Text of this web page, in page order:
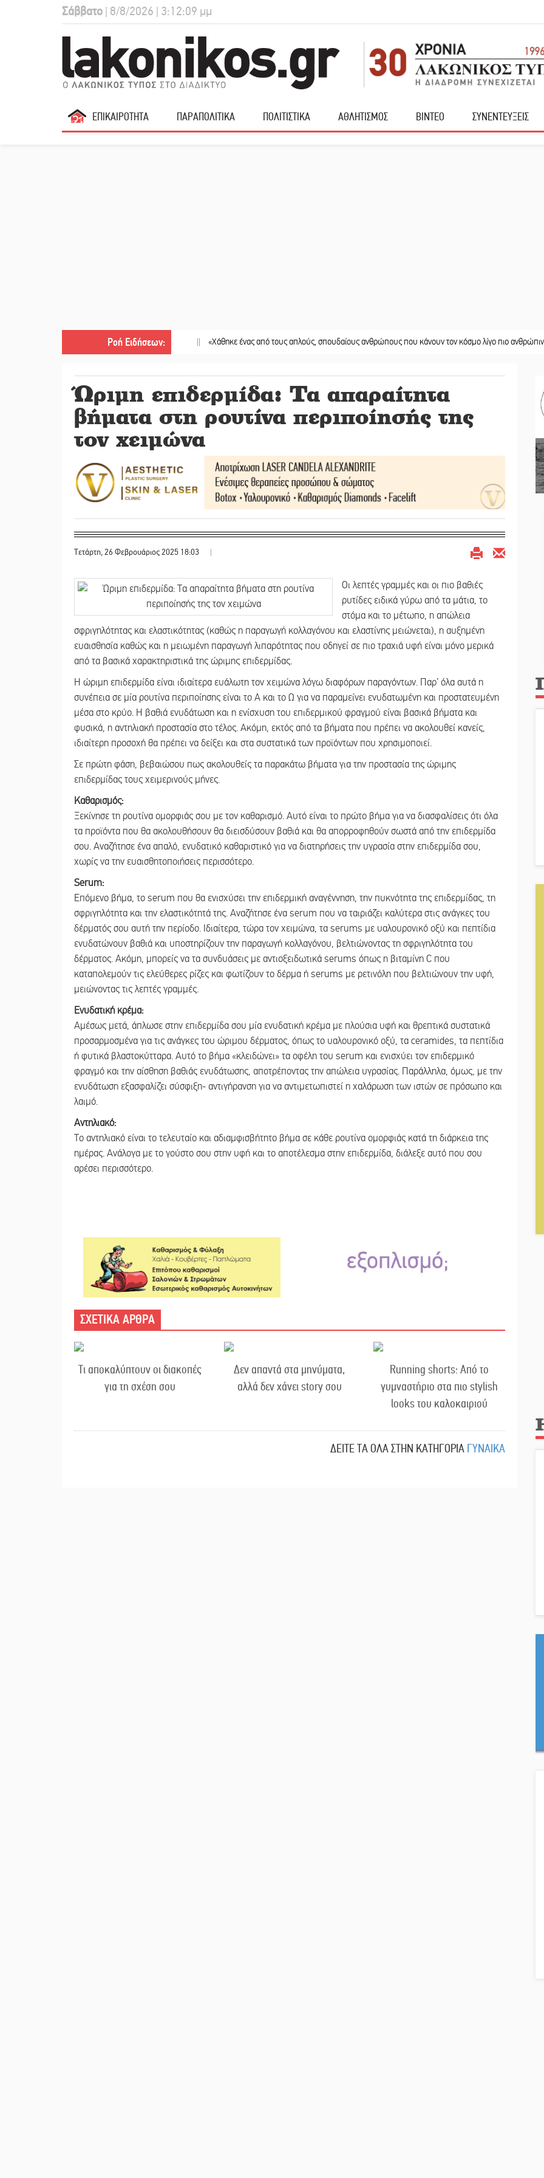
Σάββατο | 8/8/2026 | 3:12:10 μμ
ΕΠΙΚΑΙΡΟΤΗΤΑ ΠΑΡΑΠΟΛΙΤΙΚΑ ΠΟΛΙΤΙΣΤΙΚΑ ΑΘΛΗΤΙΣΜΟΣ ΒΙΝΤΕΟ ΣΥΝΕΝΤΕΥΞΕΙΣ
Ροή Ειδήσεων:
|| «Χάθηκε ένας από τους απλούς, σπουδαίους ανθρώπους που κάνουν τον κόσμο λίγο πιο ανθρώπινο» ||
Ώριμη επιδερμίδα: Τα απαραίτητα
βήματα στη ρουτίνα περιποίησής της
τον χειμώνα
Τετάρτη, 26 Φεβρουάριος 2025 18:03 |
Οι λεπτές γραμμές και οι πιο βαθιές
ρυτίδες ειδικά γύρω από τα μάτια, το
στόμα και το μέτωπο, η απώλεια
σφριγηλότητας και ελαστικότητας (καθώς η παραγωγή κολλαγόνου και ελαστίνης μειώνεται), η αυξημένη
ευαισθησία καθώς και η μειωμένη παραγωγή λιπαρότητας που οδηγεί σε πιο τραχιά υφή είναι μόνο μερικά
από τα βασικά χαρακτηριστικά της ώριμης επιδερμίδας.
Η ώριμη επιδερμίδα είναι ιδιαίτερα ευάλωτη τον χειμώνα λόγω διαφόρων παραγόντων. Παρ’ όλα αυτά η
συνέπεια σε μία ρουτίνα περιποίησης είναι το Α και το Ω για να παραμείνει ενυδατωμένη και προστατευμένη
μέσα στο κρύο. Η βαθιά ενυδάτωση και η ενίσχυση του επιδερμικού φραγμού είναι βασικά βήματα και
φυσικά, η αντηλιακή προστασία στο τέλος. Ακόμη, εκτός από τα βήματα που πρέπει να ακολουθεί κανείς,
ιδιαίτερη προσοχή θα πρέπει να δείξει και στα συστατικά των προϊόντων που χρησιμοποιεί.
Σε πρώτη φάση, βεβαιώσου πως ακολουθείς τα παρακάτω βήματα για την προστασία της ώριμης
επιδερμίδας τους χειμερινούς μήνες.
Καθαρισμός:
Ξεκίνησε τη ρουτίνα ομορφιάς σου με τον καθαρισμό. Αυτό είναι το πρώτο βήμα για να διασφαλίσεις ότι όλα
τα προϊόντα που θα ακολουθήσουν θα διεισδύσουν βαθιά και θα απορροφηθούν σωστά από την επιδερμίδα
σου. Αναζήτησε ένα απαλό, ενυδατικό καθαριστικό για να διατηρήσεις την υγρασία στην επιδερμίδα σου,
χωρίς να την ευαισθητοποιήσεις περισσότερο.
Serum:
Επόμενο βήμα, το serum που θα ενισχύσει την επιδερμική αναγέννηση, την πυκνότητα της επιδερμίδας, τη
σφριγηλότητα και την ελαστικότητά της. Αναζήτησε ένα serum που να ταιριάζει καλύτερα στις ανάγκες του
δέρματός σου αυτή την περίοδο. Ιδιαίτερα, τώρα τον χειμώνα, τα serums με υαλουρονικό οξύ και πεπτίδια
ενυδατώνουν βαθιά και υποστηρίζουν την παραγωγή κολλαγόνου, βελτιώνοντας τη σφριγηλότητα του
δέρματος. Ακόμη, μπορείς να τα συνδυάσεις με αντιοξειδωτικά serums όπως η βιταμίνη C που
καταπολεμούν τις ελεύθερες ρίζες και φωτίζουν το δέρμα ή serums με ρετινόλη που βελτιώνουν την υφή,
μειώνοντας τις λεπτές γραμμές.
Ενυδατική κρέμα:
Αμέσως μετά, άπλωσε στην επιδερμίδα σου μία ενυδατική κρέμα με πλούσια υφή και θρεπτικά συστατικά
προσαρμοσμένα για τις ανάγκες του ώριμου δέρματος, όπως το υαλουρονικό οξύ, τα ceramides, τα πεπτίδια
ή φυτικά βλαστοκύτταρα. Αυτό το βήμα «κλειδώνει» τα οφέλη του serum και ενισχύει τον επιδερμικό
φραγμό και την αίσθηση βαθιάς ενυδάτωσης, αποτρέποντας την απώλεια υγρασίας. Παράλληλα, όμως, με την
ενυδάτωση εξασφαλίζει σύσφιξη- αντιγήρανση για να αντιμετωπιστεί η χαλάρωση των ιστών σε πρόσωπο και
λαιμό.
Αντηλιακό:
Το αντηλιακό είναι το τελευταίο και αδιαμφισβήτητο βήμα σε κάθε ρουτίνα ομορφιάς κατά τη διάρκεια της
ημέρας. Ανάλογα με το γούστο σου στην υφή και το αποτέλεσμα στην επιδερμίδα, διάλεξε αυτό που σου
αρέσει περισσότερο.
ΣΧΕΤΙΚΑ ΑΡΘΡΑ
Τι αποκαλύπτουν οι διακοπές
για τη σχέση σου
Δεν απαντά στα μηνύματα,
αλλά δεν χάνει story σου
Running shorts: Από το
γυμναστήριο στα πιο stylish
looks του καλοκαιριού
ΔΕΙΤΕ ΤΑ ΟΛΑ ΣΤΗΝ ΚΑΤΗΓΟΡΙΑ ΓΥΝΑΙΚΑ